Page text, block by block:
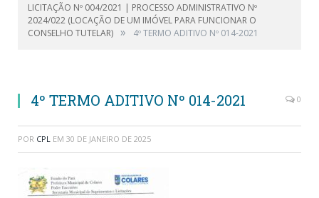
LICITAÇÃO Nº 004/2021 | PROCESSO ADMINISTRATIVO Nº
2024/022 (LOCAÇÃO DE UM IMÓVEL PARA FUNCIONAR O
CONSELHO TUTELAR) » 4º TERMO ADITIVO Nº 014-2021
4º TERMO ADITIVO Nº 014-2021 0
POR CPL EM 30 DE JANEIRO DE 2025